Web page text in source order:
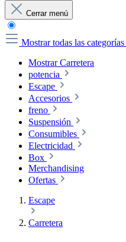
Cerrar menú
Mostrar todas las categorías
Mostrar Carretera
potencia
Escape
Accesorios
freno
Suspensión
Consumibles
Electricidad
Box
Merchandising
Ofertas
Escape
Carretera